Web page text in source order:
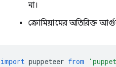
না।
ক্রোমিয়ামের অতিরিক্ত
import puppeteer from